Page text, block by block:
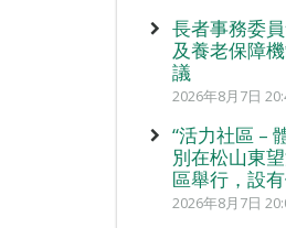
長者事務委
及養老保障
議
2026年8月7日
“活力社區 –
別在松山東
區舉行，設
2026年8月7日